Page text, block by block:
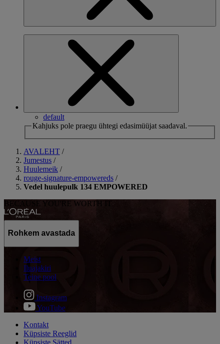
default
Kahjuks pole praegu ühtegi edasimüüjat saadaval.
AVALEHT /
Jumestus /
Huulemeik /
rouge-signature-empowereds /
Vedel huulepulk 134 EMPOWERED
BECAUSE YOU'RE WORTH IT
Rohkem avastada
Meist
Iluajakiri
Teine pool
Instagram
YouTube
Kontakt
Küpsiste Reeglid
Küpsiste Sätted